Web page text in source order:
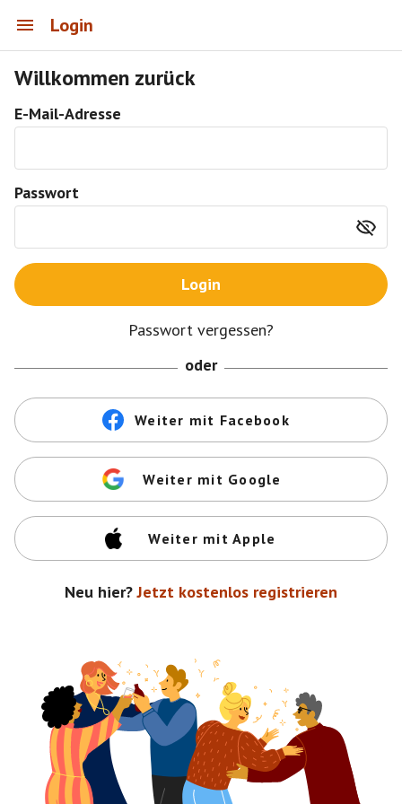
Login
Willkommen zurück
E-Mail-Adresse
Passwort
Login
Passwort vergessen?
oder
Weiter mit Facebook
Weiter mit Google
Weiter mit Apple
Neu hier? Jetzt kostenlos registrieren